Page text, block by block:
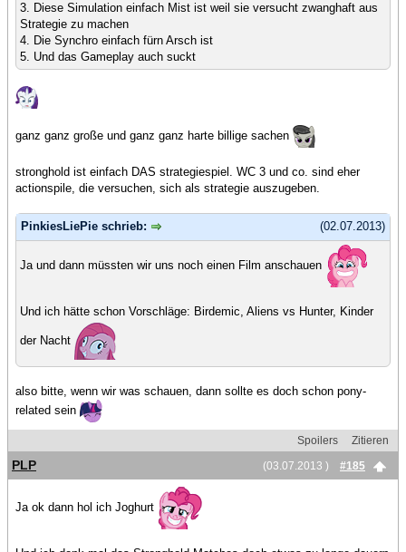
3. Diese Simulation einfach Mist ist weil sie versucht zwanghaft aus
Strategie zu machen
4. Die Synchro einfach fürn Arsch ist
5. Und das Gameplay auch suckt
ganz ganz große und ganz ganz harte billige sachen
stronghold ist einfach DAS strategiespiel. WC 3 und co. sind eher
actionspile, die versuchen, sich als strategie auszugeben.
(02.07.2013)
PinkiesLiePie schrieb:
Ja und dann müssten wir uns noch einen Film anschauen
Und ich hätte schon Vorschläge: Birdemic, Aliens vs Hunter, Kinder
der Nacht
also bitte, wenn wir was schauen, dann sollte es doch schon pony-
related sein
Spoilers
Zitieren
(03.07.2013 )
#185
PLP
Ja ok dann hol ich Joghurt